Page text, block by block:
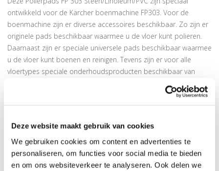
Deze website maakt gebruik van cookies
We gebruiken cookies om content en advertenties te
personaliseren, om functies voor social media te bieden
en om ons websiteverkeer te analyseren. Ook delen we
ontwikkeld voor de Kärcher boenmachine FP303. Voor de
boenmachine zijn er diverse accessoires beschikbaar. Zo zijn er
originele pads beschikbaar waarmee u de vloer kunt polieren.
Daarnaast zijn er speciale universele pads beschikbaar waarmee
u de vloer kunt boenen en reinigen. Tevens zijn er voor alle
vloertypes speciale onderhoudsproducten beschikbaar van
ORIGINELE KÄRCHER PADS FP 303
Kärcher boenmachine FP 303:
Polierpads FP 303 AllRound (3 st), voor het perfect polieren
van alle harde oppervlakken en vloeren in parket, steen,
linoleum, kurk, PVC en laminaat